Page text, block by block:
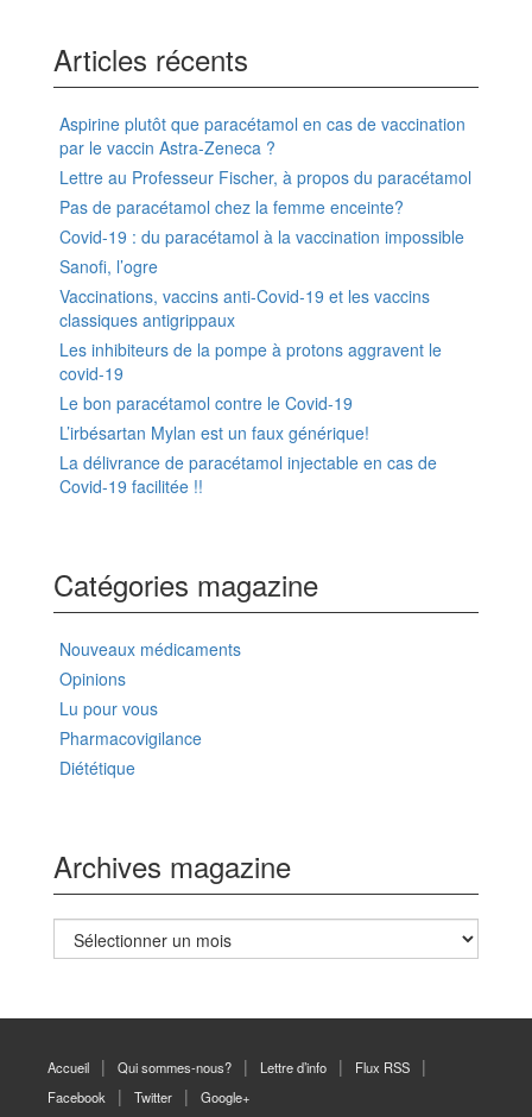
Articles récents
Aspirine plutôt que paracétamol en cas de vaccination
par le vaccin Astra-Zeneca ?
Lettre au Professeur Fischer, à propos du paracétamol
Pas de paracétamol chez la femme enceinte?
Covid-19 : du paracétamol à la vaccination impossible
Sanofi, l’ogre
Vaccinations, vaccins anti-Covid-19 et les vaccins
classiques antigrippaux
Les inhibiteurs de la pompe à protons aggravent le
covid-19
Le bon paracétamol contre le Covid-19
L’irbésartan Mylan est un faux générique!
La délivrance de paracétamol injectable en cas de
Covid-19 facilitée !!
Catégories magazine
Nouveaux médicaments
Opinions
Lu pour vous
Pharmacovigilance
Diététique
Archives magazine
Archives
magazine
Accueil Qui sommes-nous? Lettre d’info
Flux RSS
Facebook
Twitter Google+